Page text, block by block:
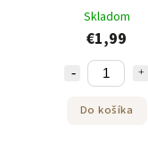
Skladom
€1,99
Do košíka